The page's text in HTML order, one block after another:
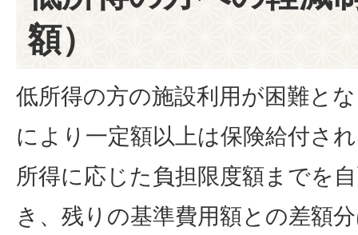
額）
低所得の方の施設利用が困難と
により一定額以上は保険給付さ
所得に応じた負担限度額までを
き、残りの基準費用額との差額